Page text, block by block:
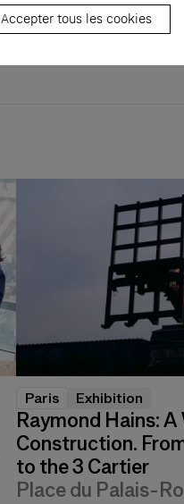
Paris Exhibition
Raymond Hains:
Construction.
to the 3 Cartier
Place du Palais-
Accepter tous les cookies